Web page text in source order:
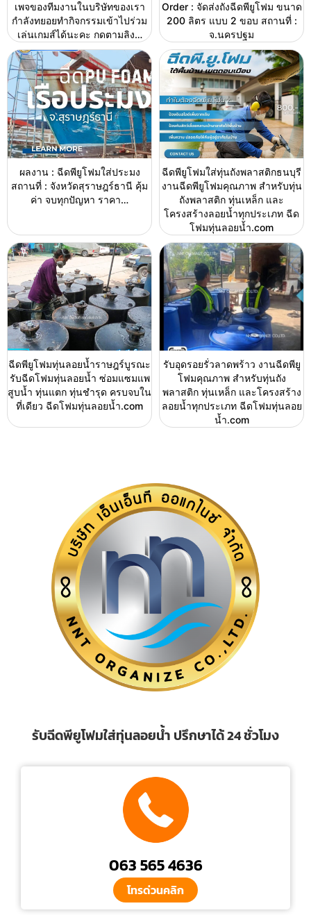
เพจของทีมงานในบริษัทของเรา
กำลังทยอยทำกิจกรรมเข้าไปร่วม
เล่นเกมส์ได้นะคะ กดตามลิง…
Order : จัดส่งถังฉีดพียูโฟม ขนาด
200 ลิตร แบบ 2 ขอบ สถานที่ :
จ.นครปฐม
ผลงาน : ฉีดพียูโฟมใส่ประมง
สถานที่ : จังหวัดสุราษฎร์ธานี คุ้ม
ค่า จบทุกปัญหา ราคา…
ฉีดพียูโฟมใส่ทุ่นถังพลาสติกธนบุรี
งานฉีดพียูโฟมคุณภาพ สำหรับทุ่น
ถังพลาสติก ทุ่นเหล็ก และ
โครงสร้างลอยน้ำทุกประเภท ฉีด
โฟมทุ่นลอยน้ำ.com
ฉีดพียูโฟมทุ่นลอยน้ำราษฎร์บูรณะ
รับฉีดโฟมทุ่นลอยน้ำ ซ่อมแซมแพ
สูบน้ำ ทุ่นแตก ทุ่นชำรุด ครบจบใน
ที่เดียว ฉีดโฟมทุ่นลอยน้ำ.com
รับอุดรอยรั่วลาดพร้าว งานฉีดพียู
โฟมคุณภาพ สำหรับทุ่นถัง
พลาสติก ทุ่นเหล็ก และโครงสร้าง
ลอยน้ำทุกประเภท ฉีดโฟมทุ่นลอย
น้ำ.com
รับฉีดพียูโฟมใส่ทุ่นลอยน้ำ ปรึกษาได้ 24 ชั่วโมง
063 565 4636
โทรด่วนคลิก